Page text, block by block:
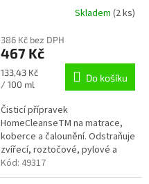
Skladem (2 ks)
386 Kč bez DPH
467 Kč
Měrná
cena:
133,43 Kč
/ 100 ml
Do košíku
Čisticí přípravek
HomeCleanseTM na matrace,
koberce a čalounění. Odstraňuje
zvířecí, roztočové, pylové a
plísňové alergeny. Jednoduché
použití. Účinkuje ihned po
Kód: 49317